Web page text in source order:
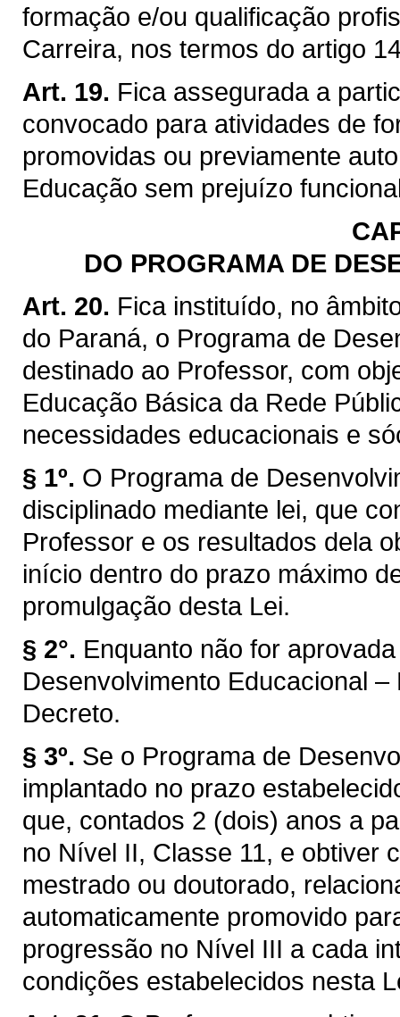
formação e/ou qualificação
Carreira, nos termos do artigo
Art. 19. Fica assegurada a
convocado para atividades de
promovidas ou previamente
Educação sem prejuízo
DO PROGRAMA DE
Art. 20. Fica instituído, no
do Paraná, o Programa de
destinado ao Professor, com
Educação Básica da Rede
necessidades educacionais e
§ 1º. O Programa de
disciplinado mediante lei, que
Professor e os resultados dela
início dentro do prazo máximo
promulgação desta Lei.
§ 2°. Enquanto não for
Desenvolvimento Educacional
Decreto.
§ 3º. Se o Programa de
implantado no prazo
que, contados 2 (dois) anos a
no Nível II, Classe 11, e obtiver
mestrado ou doutorado,
automaticamente promovido
progressão no Nível III a cada
condições estabelecidos nesta